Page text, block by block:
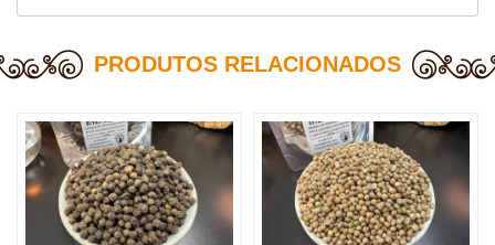
PRODUTOS RELACIONADOS